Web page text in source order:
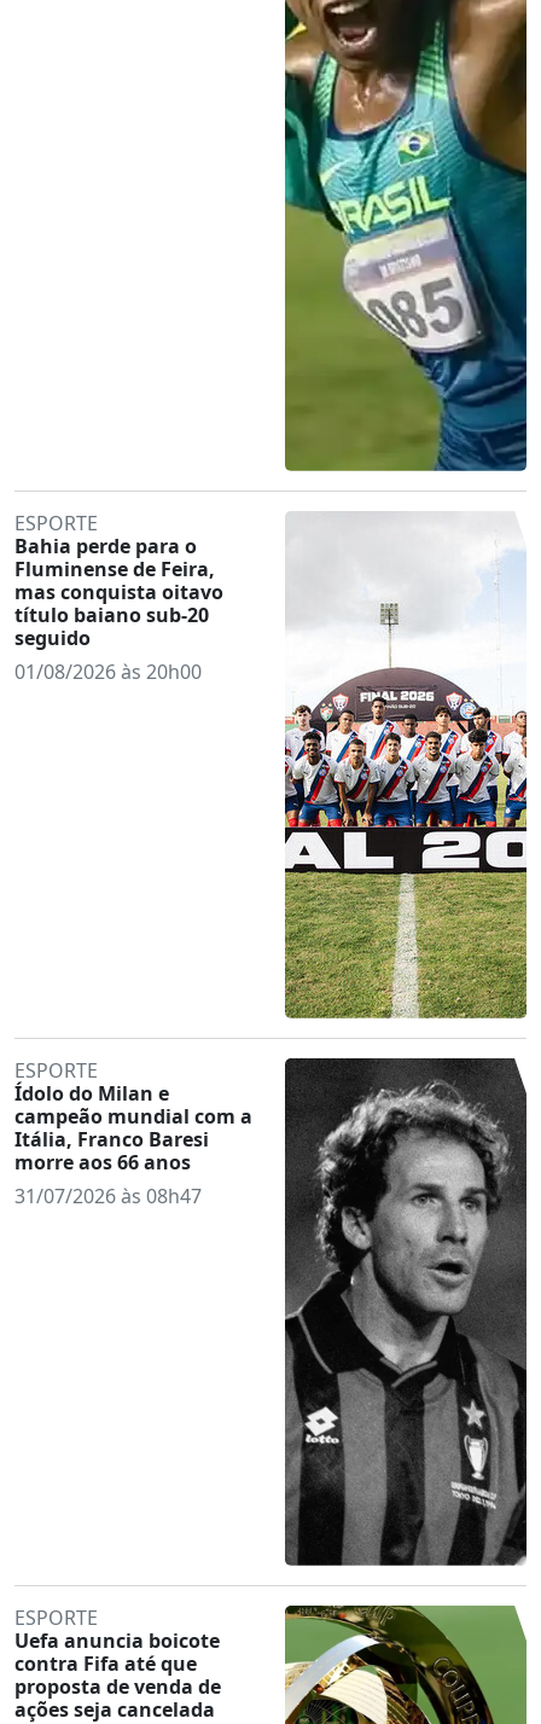
ESPORTE
Bahia perde para o
Fluminense de Feira,
mas conquista oitavo
título baiano sub-20
seguido
01/08/2026 às 20h00
ESPORTE
Ídolo do Milan e
campeão mundial com a
Itália, Franco Baresi
morre aos 66 anos
31/07/2026 às 08h47
ESPORTE
Uefa anuncia boicote
contra Fifa até que
proposta de venda de
ações seja cancelada